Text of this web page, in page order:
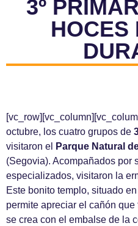
3º
HOCES
octubre, los cuatro grupos de
visitaron el
Parque Natural
(Segovia). Acompañados por
especializados, visitaron la
Este bonito templo, situado
permite apreciar el cañón
se crea con el embalse de la